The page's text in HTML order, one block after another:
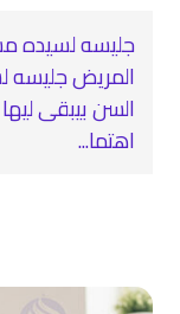
المريض جليسه
السن بيبقى
اهتما...